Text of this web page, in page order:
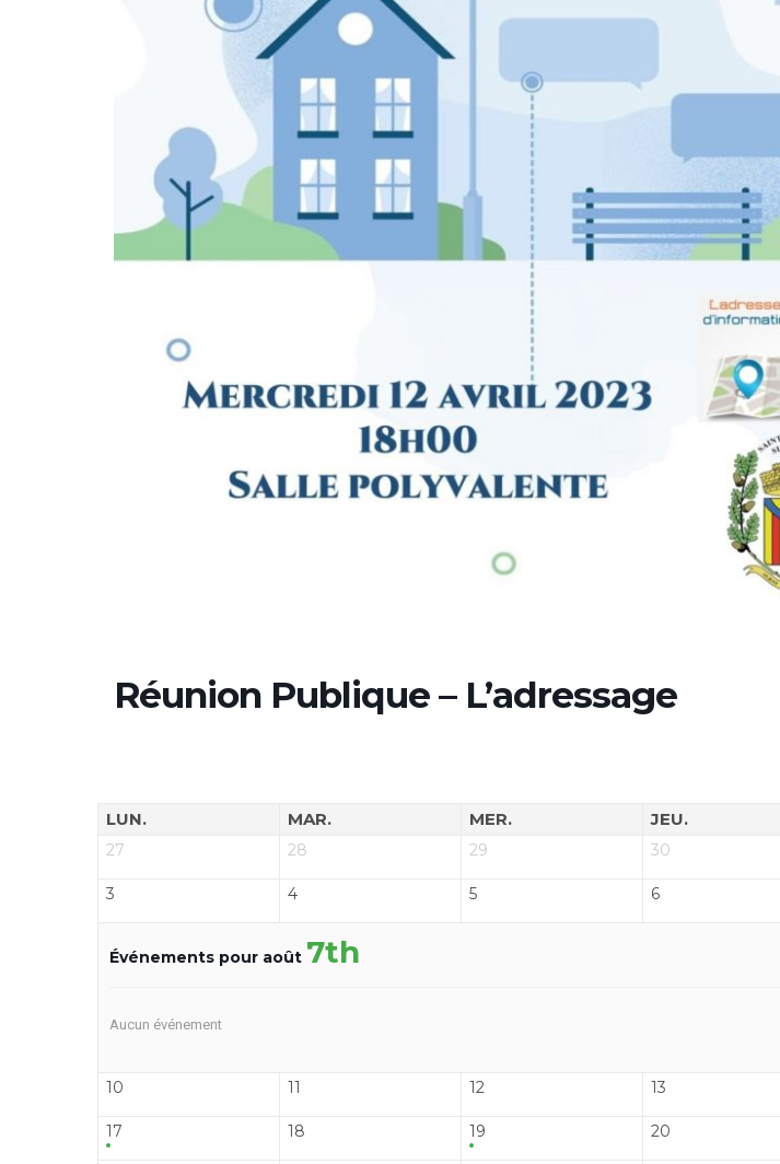
Réunion Publique – L’adressage
LUN. MAR. MER. JEU.
27 28 29 30
3 4 5 6
Événements pour août 7th
Aucun événement
10 11 12 13
17 18 19 20